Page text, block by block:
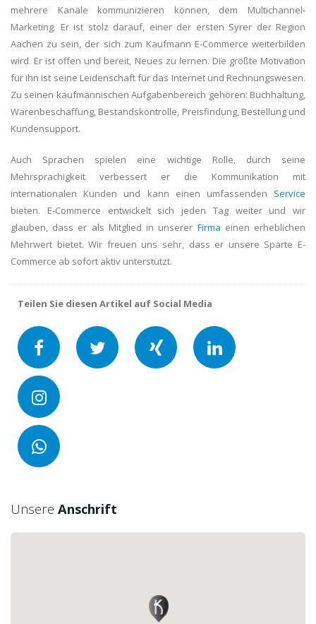
mehrere Kanäle kommunizieren können, dem Multichannel-
Marketing. Er ist stolz darauf, einer der ersten Syrer der Region
Aachen zu sein, der sich zum Kaufmann E-Commerce weiterbilden
wird. Er ist offen und bereit, Neues zu lernen. Die größte Motivation
für ihn ist seine Leidenschaft für das Internet und Rechnungswesen.
Zu seinen kaufmännischen Aufgabenbereich gehören: Buchhaltung,
Warenbeschaffung, Bestandskontrolle, Preisfindung, Bestellung und
Kundensupport.
Auch Sprachen spielen eine wichtige Rolle, durch seine
Mehrsprachigkeit verbessert er die Kommunikation mit
internationalen Kunden und kann einen umfassenden Service
bieten. E-Commerce entwickelt sich jeden Tag weiter und wir
glauben, dass er als Mitglied in unserer Firma einen erheblichen
Mehrwert bietet. Wir freuen uns sehr, dass er unsere Sparte E-
Commerce ab sofort aktiv unterstützt.
Teilen Sie diesen Artikel auf Social Media
Unsere Anschrift